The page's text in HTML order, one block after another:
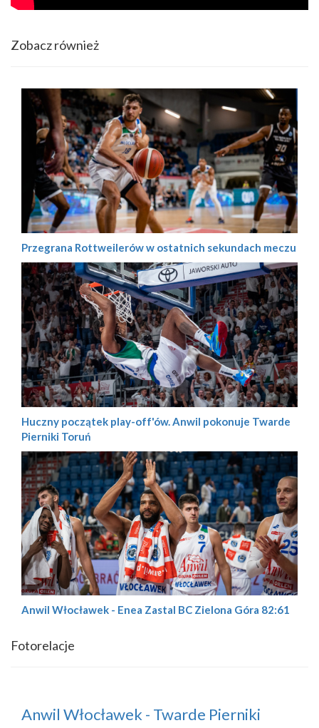
Zobacz również
Przegrana Rottweilerów w ostatnich sekundach meczu
Huczny początek play-off'ów. Anwil pokonuje Twarde
Pierniki Toruń
Anwil Włocławek - Enea Zastal BC Zielona Góra 82:61
Fotorelacje
Anwil Włocławek - Twarde Pierniki